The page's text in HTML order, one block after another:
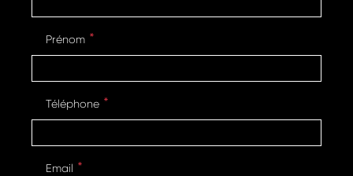
Prénom
Téléphone
Email